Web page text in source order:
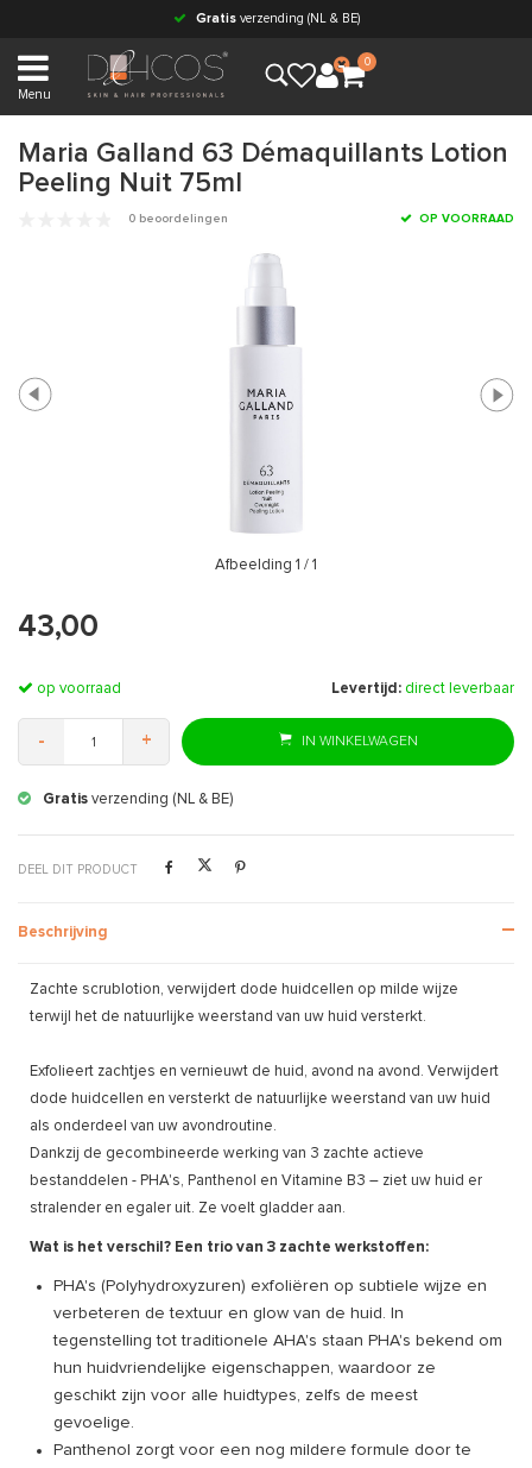
Gratisverzending (NL & BE)
Menu
0
Maria Galland 63 Démaquillants Lotion
Peeling Nuit 75ml
0 beoordelingen OP VOORRAAD
Afbeelding 1 / 1
43,00
op voorraad Levertijd: direct leverbaar
- + IN WINKELWAGEN
Gratis verzending (NL & BE)
DEEL DIT PRODUCT
Beschrijving
Zachte scrublotion, verwijdert dode huidcellen op milde wijze
terwijl het de natuurlijke weerstand van uw huid versterkt.
Exfolieert zachtjes en vernieuwt de huid, avond na avond. Verwijdert
dode huidcellen en versterkt de natuurlijke weerstand van uw huid
als onderdeel van uw avondroutine.
Dankzij de gecombineerde werking van 3 zachte actieve
bestanddelen - PHA's, Panthenol en Vitamine B3 – ziet uw huid er
stralender en egaler uit. Ze voelt gladder aan.
Wat is het verschil? Een trio van 3 zachte werkstoffen:
PHA's (Polyhydroxyzuren) exfoliëren op subtiele wijze en
verbeteren de textuur en glow van de huid. In
tegenstelling tot traditionele AHA's staan PHA's bekend om
hun huidvriendelijke eigenschappen, waardoor ze
geschikt zijn voor alle huidtypes, zelfs de meest
gevoelige.
Panthenol zorgt voor een nog mildere formule door te